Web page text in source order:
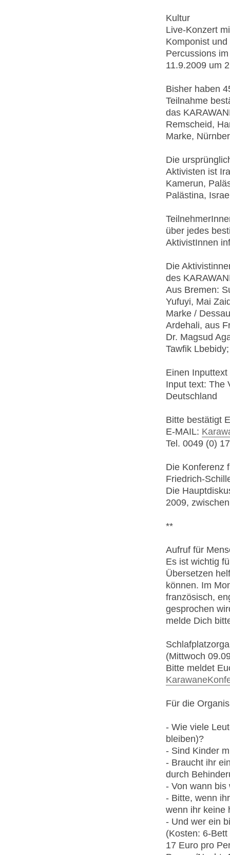
Kultur
Live-Konzert
Komponist
Percussions
11.9.2009 um
Bisher haben
Teilnahme
das
Remscheid,
Marke,
Die
Aktivisten ist
Kamerun,
Palästina,
über jedes
AktivistInnen
Die
des
Aus Bremen:
Yufuyi, Mai
Marke /
Ardehali, aus
Dr. Magsud
Tawfik
Einen
Input text: The
Deutschland
Bitte bestätigt
E-MAIL:
Tel. 0049 (0)
Die Konferenz
Friedrich-
Die
2009,
**
Aufruf für
Es ist wichtig
Übersetzen
können. Im
französisch,
gesprochen
melde Dich
(Mittwoch
Bitte meldet
Für die
- Wie viele
bleiben)?
- Sind Kinder
- Braucht ihr
durch
- Von wann bis
- Bitte, wenn
wenn ihr keine
- Und wer ein
(Kosten: 6-
17 Euro pro